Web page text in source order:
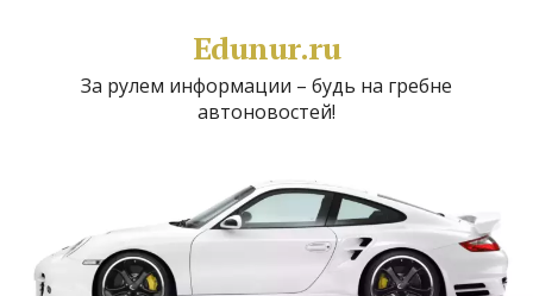
Edunur.ru
За рулем информации – будь на гребне
автоновостей!